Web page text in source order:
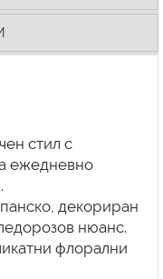
стил с
ежедневно
декориран
нюанс.
флорални